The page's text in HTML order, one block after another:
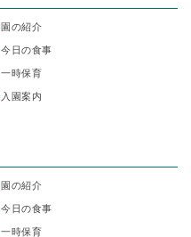
園の紹介
今日の食事
一時保育
入園案内
園の紹介
今日の食事
一時保育